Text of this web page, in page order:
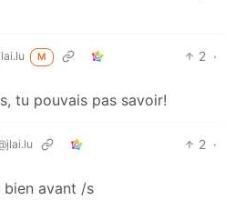
M 2 ·
tu pouvais pas savoir!
2 ·
bien avant /s